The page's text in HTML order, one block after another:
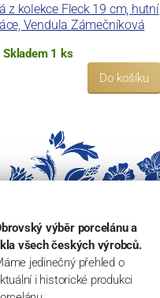
z kolekce Fleck 19 cm, hutní
Vendula Zámečníková
Skladem 1 ks
Do košíku
výběr porcelánu a
všech českých výrobců.
jedinečný přehled o
i historické produkci